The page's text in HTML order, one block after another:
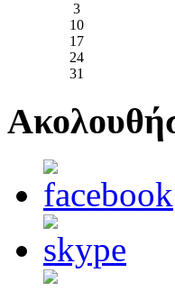
3
10
17
24
31